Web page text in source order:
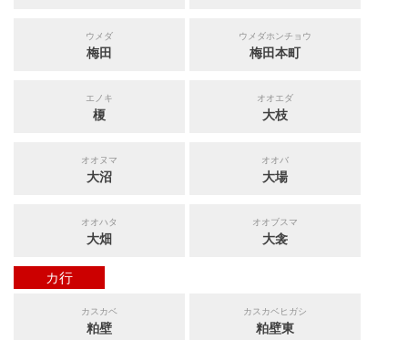
ウメダ
梅田
ウメダホンチョウ
梅田本町
エノキ
榎
オオエダ
大枝
オオヌマ
大沼
オオバ
大場
オオハタ
大畑
オオブスマ
大衾
カ行
カスカベ
粕壁
カスカベヒガシ
粕壁東